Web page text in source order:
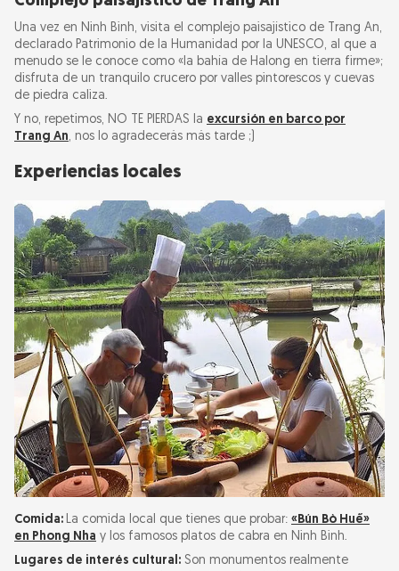
Una vez en Ninh Binh, visita el complejo paisajístico de Trang An,
declarado Patrimonio de la Humanidad por la UNESCO, al que a
menudo se le conoce como «la bahía de Halong en tierra firme»;
disfruta de un tranquilo crucero por valles pintorescos y cuevas
de piedra caliza.
Y no, repetimos, NO TE PIERDAS la excursión en barco por
Trang An, nos lo agradecerás más tarde ;)
Experiencias locales
Comida: La comida local que tienes que probar: «Bún Bò Huế»
en Phong Nha y los famosos platos de cabra en Ninh Bình.
Lugares de interés cultural: Son monumentos realmente